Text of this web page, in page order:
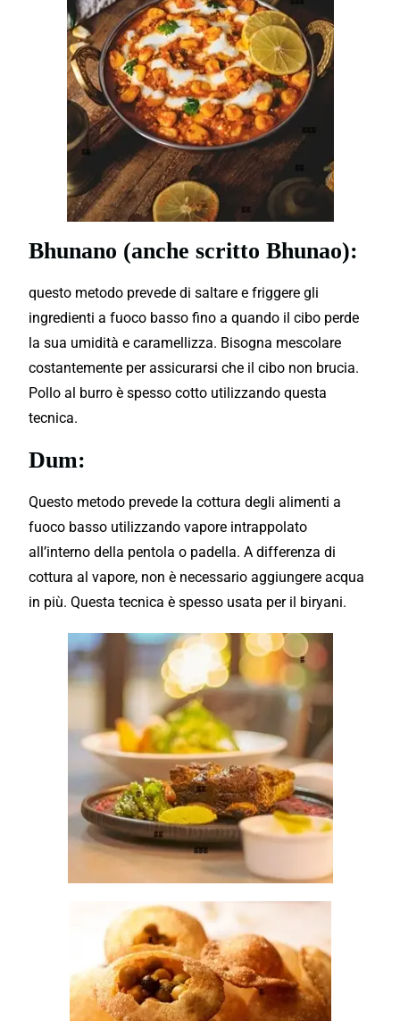
Bhunano (anche scritto Bhunao):
questo metodo prevede di saltare e friggere gli
ingredienti a fuoco basso fino a quando il cibo perde
la sua umidità e caramellizza. Bisogna mescolare
costantemente per assicurarsi che il cibo non brucia.
Pollo al burro è spesso cotto utilizzando questa
tecnica.
Dum:
Questo metodo prevede la cottura degli alimenti a
fuoco basso utilizzando vapore intrappolato
all’interno della pentola o padella. A differenza di
cottura al vapore, non è necessario aggiungere acqua
in più. Questa tecnica è spesso usata per il biryani.